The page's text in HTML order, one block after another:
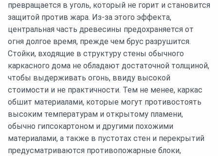
превращается в уголь, который не горит и становится
защитой против жара. Из-за этого эффекта,
центральная часть древесины предохраняется от
огня долгое время, прежде чем брус разрушится.
Стойки, входящие в структуру стены обычного
каркасного дома не обладают достаточной толщиной,
чтобы выдерживать огонь, ввиду высокой
стоимости и не практичности. Тем не менее, каркас
обшит материалами, которые могут противостоять
высоким температурам и открытому пламени,
обычно гипсокартоном и другими похожими
материалами, а также в пустотах стен и перекрытий
предусматриваются противопожарные блоки,